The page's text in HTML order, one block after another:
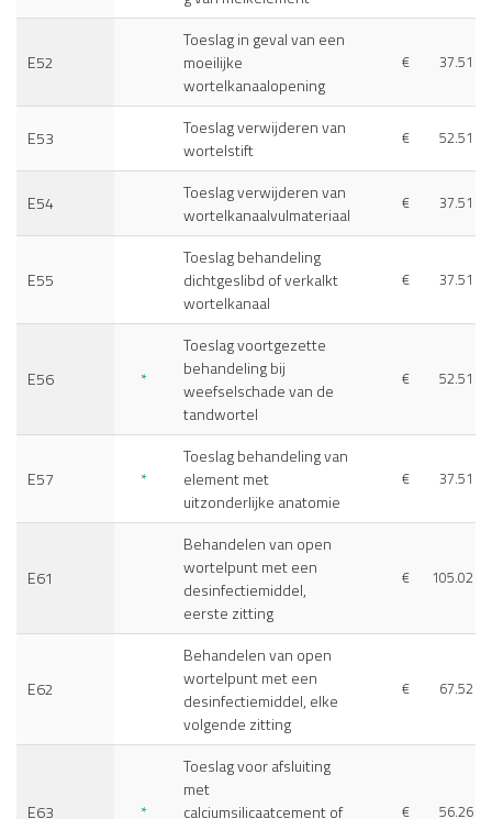
E52
Toeslag in geval van een
moeilijke
wortelkanaalopening
€ 37.51
E53
Toeslag verwijderen van
wortelstift
€ 52.51
E54
Toeslag verwijderen van
wortelkanaalvulmateriaal
€ 37.51
E55
Toeslag behandeling
dichtgeslibd of verkalkt
wortelkanaal
€ 37.51
E56 *
Toeslag voortgezette
behandeling bij
weefselschade van de
tandwortel
€ 52.51
E57 *
Toeslag behandeling van
element met
uitzonderlijke anatomie
€ 37.51
E61
Behandelen van open
wortelpunt met een
desinfectiemiddel,
eerste zitting
€ 105.02
E62
Behandelen van open
wortelpunt met een
desinfectiemiddel, elke
volgende zitting
€ 67.52
E63 *
Toeslag voor afsluiting
met
calciumsilicaatcement of
€ 56.26